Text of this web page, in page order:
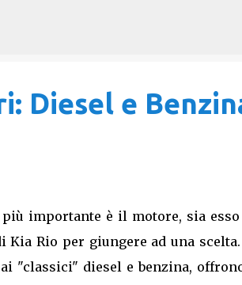
Diesel e
importante è il motore, sia
Rio per giungere ad una scelta.
"classici" diesel e benzina,